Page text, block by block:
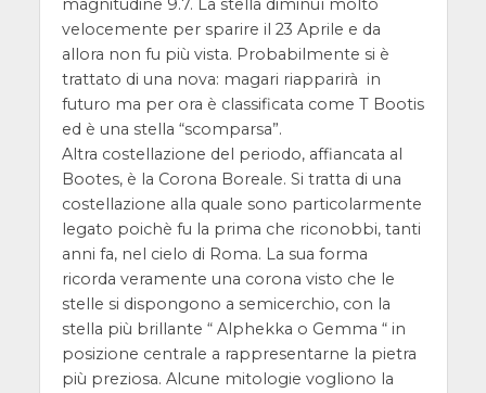
magnitudine 9.7. La stella diminuì molto
velocemente per sparire il 23 Aprile e da
allora non fu più vista. Probabilmente si è
trattato di una nova: magari riapparirà in
futuro ma per ora è classificata come T Bootis
ed è una stella “scomparsa”.
Altra costellazione del periodo, affiancata al
Bootes, è la Corona Boreale. Si tratta di una
costellazione alla quale sono particolarmente
legato poichè fu la prima che riconobbi, tanti
anni fa, nel cielo di Roma. La sua forma
ricorda veramente una corona visto che le
stelle si dispongono a semicerchio, con la
stella più brillante “ Alphekka o Gemma “ in
posizione centrale a rappresentarne la pietra
più preziosa. Alcune mitologie vogliono la